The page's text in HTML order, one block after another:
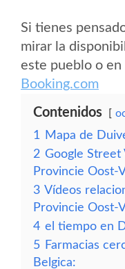
Si tienes
mirar la
este pueblo o en
Booking.com
Contenidos
1
Mapa de
2 Google Street
Provincie Oost-
3 Vídeos
Provincie Oost-
4 el tiempo en
5 Farmacias
Belgica: